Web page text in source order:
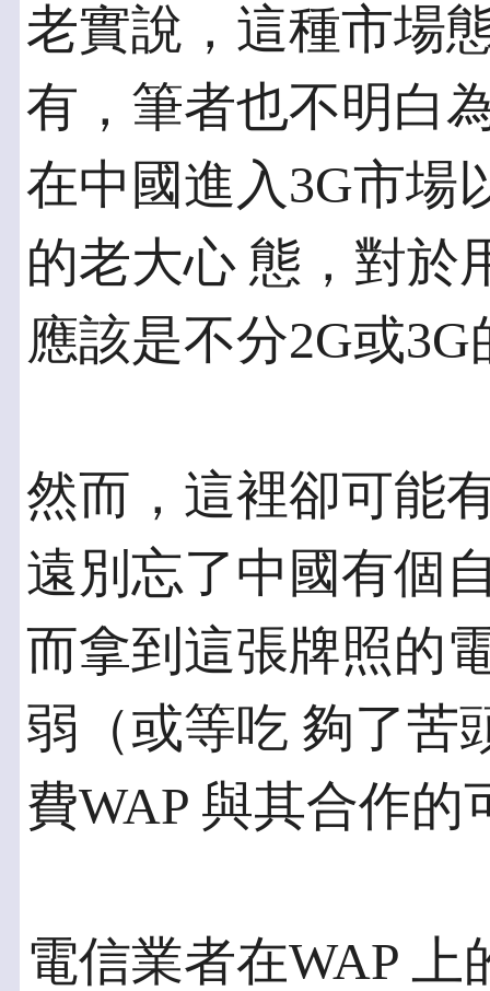
老實說，這種市場
有，筆者也不明白
在中國進入3G市場
的老大心 態，對於
應該是不分2G或3G
然而，這裡卻可能
遠別忘了中國有個
而拿到這張牌照的
弱（或等吃 夠了苦
費WAP 與其合作
電信業者在WAP